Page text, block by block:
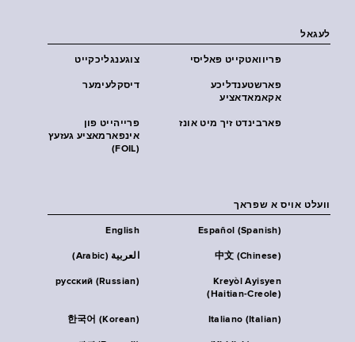
לעגאל
צוגענגליכקייט פּריוואטקייט פּאליסי
דיסקלעימער
פארשטענדליכע
אקאמאדאציע
פרייהייט פון
אינפארמאציע געזעץ
(FOIL)
פארבינדט זיך מיט אונז
וועלט אויס א שפראך
English Español (Spanish)
العربية (Arabic) 中文 (Chinese)
русский (Russian)
Kreyòl Ayisyen
(Haitian-Creole)
한국어 (Korean) Italiano (Italian)